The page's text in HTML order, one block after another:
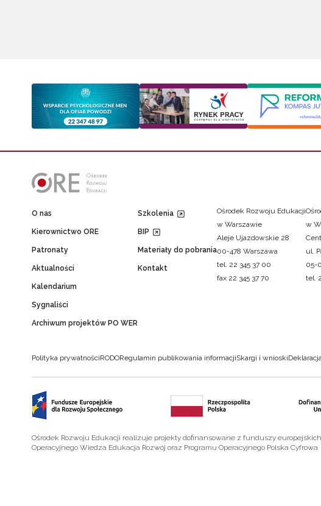
O nas
Kierownictwo ORE
Patronaty
Aktualności
Kalendarium
Sygnaliści
Archiwum projektów PO WER
Szkolenia
BIP
Materiały do pobrania
Kontakt
Ośrodek Rozwoju Edukacji
w Warszawie
Aleje Ujazdowskie 28
00-478 Warszawa
tel. 22 345 37 00
fax 22 345 37 70
w
ul.
05-
tel.
Polityka prywatnościRODORegulamin publikowania informacjiSkargi i wnioski
Ośrodek Rozwoju Edukacji realizuje projekty dofinansowane z funduszy
Operacyjnego Wiedza Edukacja Rozwój oraz Programu Operacyjnego Polska Cyfrowa